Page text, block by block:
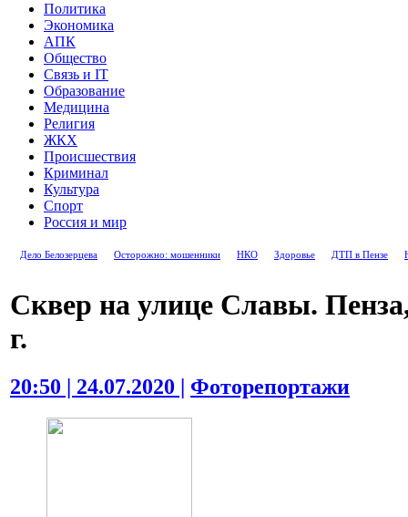
Политика
Экономика
АПК
Общество
Связь и IT
Образование
Медицина
Религия
ЖКХ
Происшествия
Криминал
Культура
Спорт
Россия и мир
Дело Белозерцева Осторожно: мошенники НКО Здоровье ДТП в Пензе
Сквер на улице Славы.
г.
20:50 | 24.07.2020 | Фоторепортажи